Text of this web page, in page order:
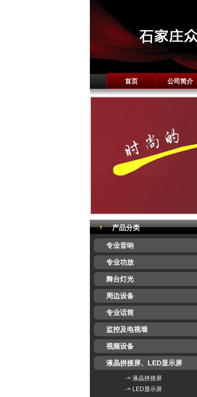
首页 公司简介
产品分类
专业音响
专业功放
舞台灯光
周边设备
专业话筒
监控及电视墙
视频设备
液晶拼接屏、LED显示屏
-> 液晶拼接屏
-> LED显示屏